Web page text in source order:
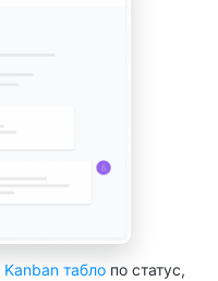
Kanban табло по статус,